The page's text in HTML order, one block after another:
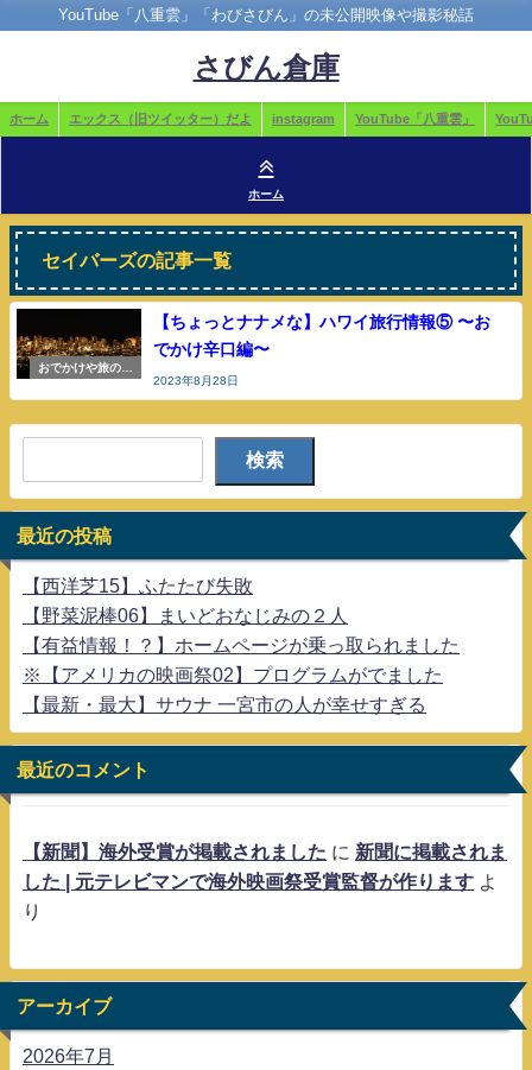
YouTube「八重雲」「わびさびん」の未公開映像や撮影秘話
さびん倉庫
ホーム エックス（旧ツイッター）だよ instagram YouTube「八重雲」
ホーム
セイバーズの記事一覧
おでかけや旅の参
【ちょっとナナメな】ハワイ旅行情報⑤ 〜お
でかけ辛口編〜
2023年8月28日
検索
最近の投稿
【西洋芝15】ふたたび失敗
【野菜泥棒06】まいどおなじみの２人
【有益情報！？】ホームページが乗っ取られました
※【アメリカの映画祭02】プログラムがでました
【最新・最大】サウナ 一宮市の人が幸せすぎる
最近のコメント
【新聞】海外受賞が掲載されました に 新聞に掲載されま
した | 元テレビマンで海外映画祭受賞監督が作ります よ
り
アーカイブ
2026年7月